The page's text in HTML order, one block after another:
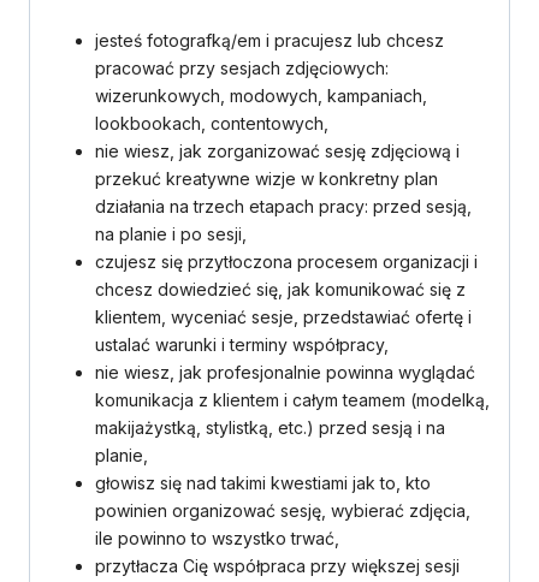
jesteś fotografką/em i pracujesz lub chcesz
pracować przy sesjach zdjęciowych:
wizerunkowych, modowych, kampaniach,
lookbookach, contentowych,
nie wiesz, jak zorganizować sesję zdjęciową i
przekuć kreatywne wizje w konkretny plan
działania na trzech etapach pracy: przed sesją,
na planie i po sesji,
czujesz się przytłoczona procesem organizacji i
chcesz dowiedzieć się, jak komunikować się z
klientem, wyceniać sesje, przedstawiać ofertę i
ustalać warunki i terminy współpracy,
nie wiesz, jak profesjonalnie powinna wyglądać
komunikacja z klientem i całym teamem (modelką,
makijażystką, stylistką, etc.) przed sesją i na
planie,
głowisz się nad takimi kwestiami jak to, kto
powinien organizować sesję, wybierać zdjęcia,
ile powinno to wszystko trwać,
przytłacza Cię współpraca przy większej sesji